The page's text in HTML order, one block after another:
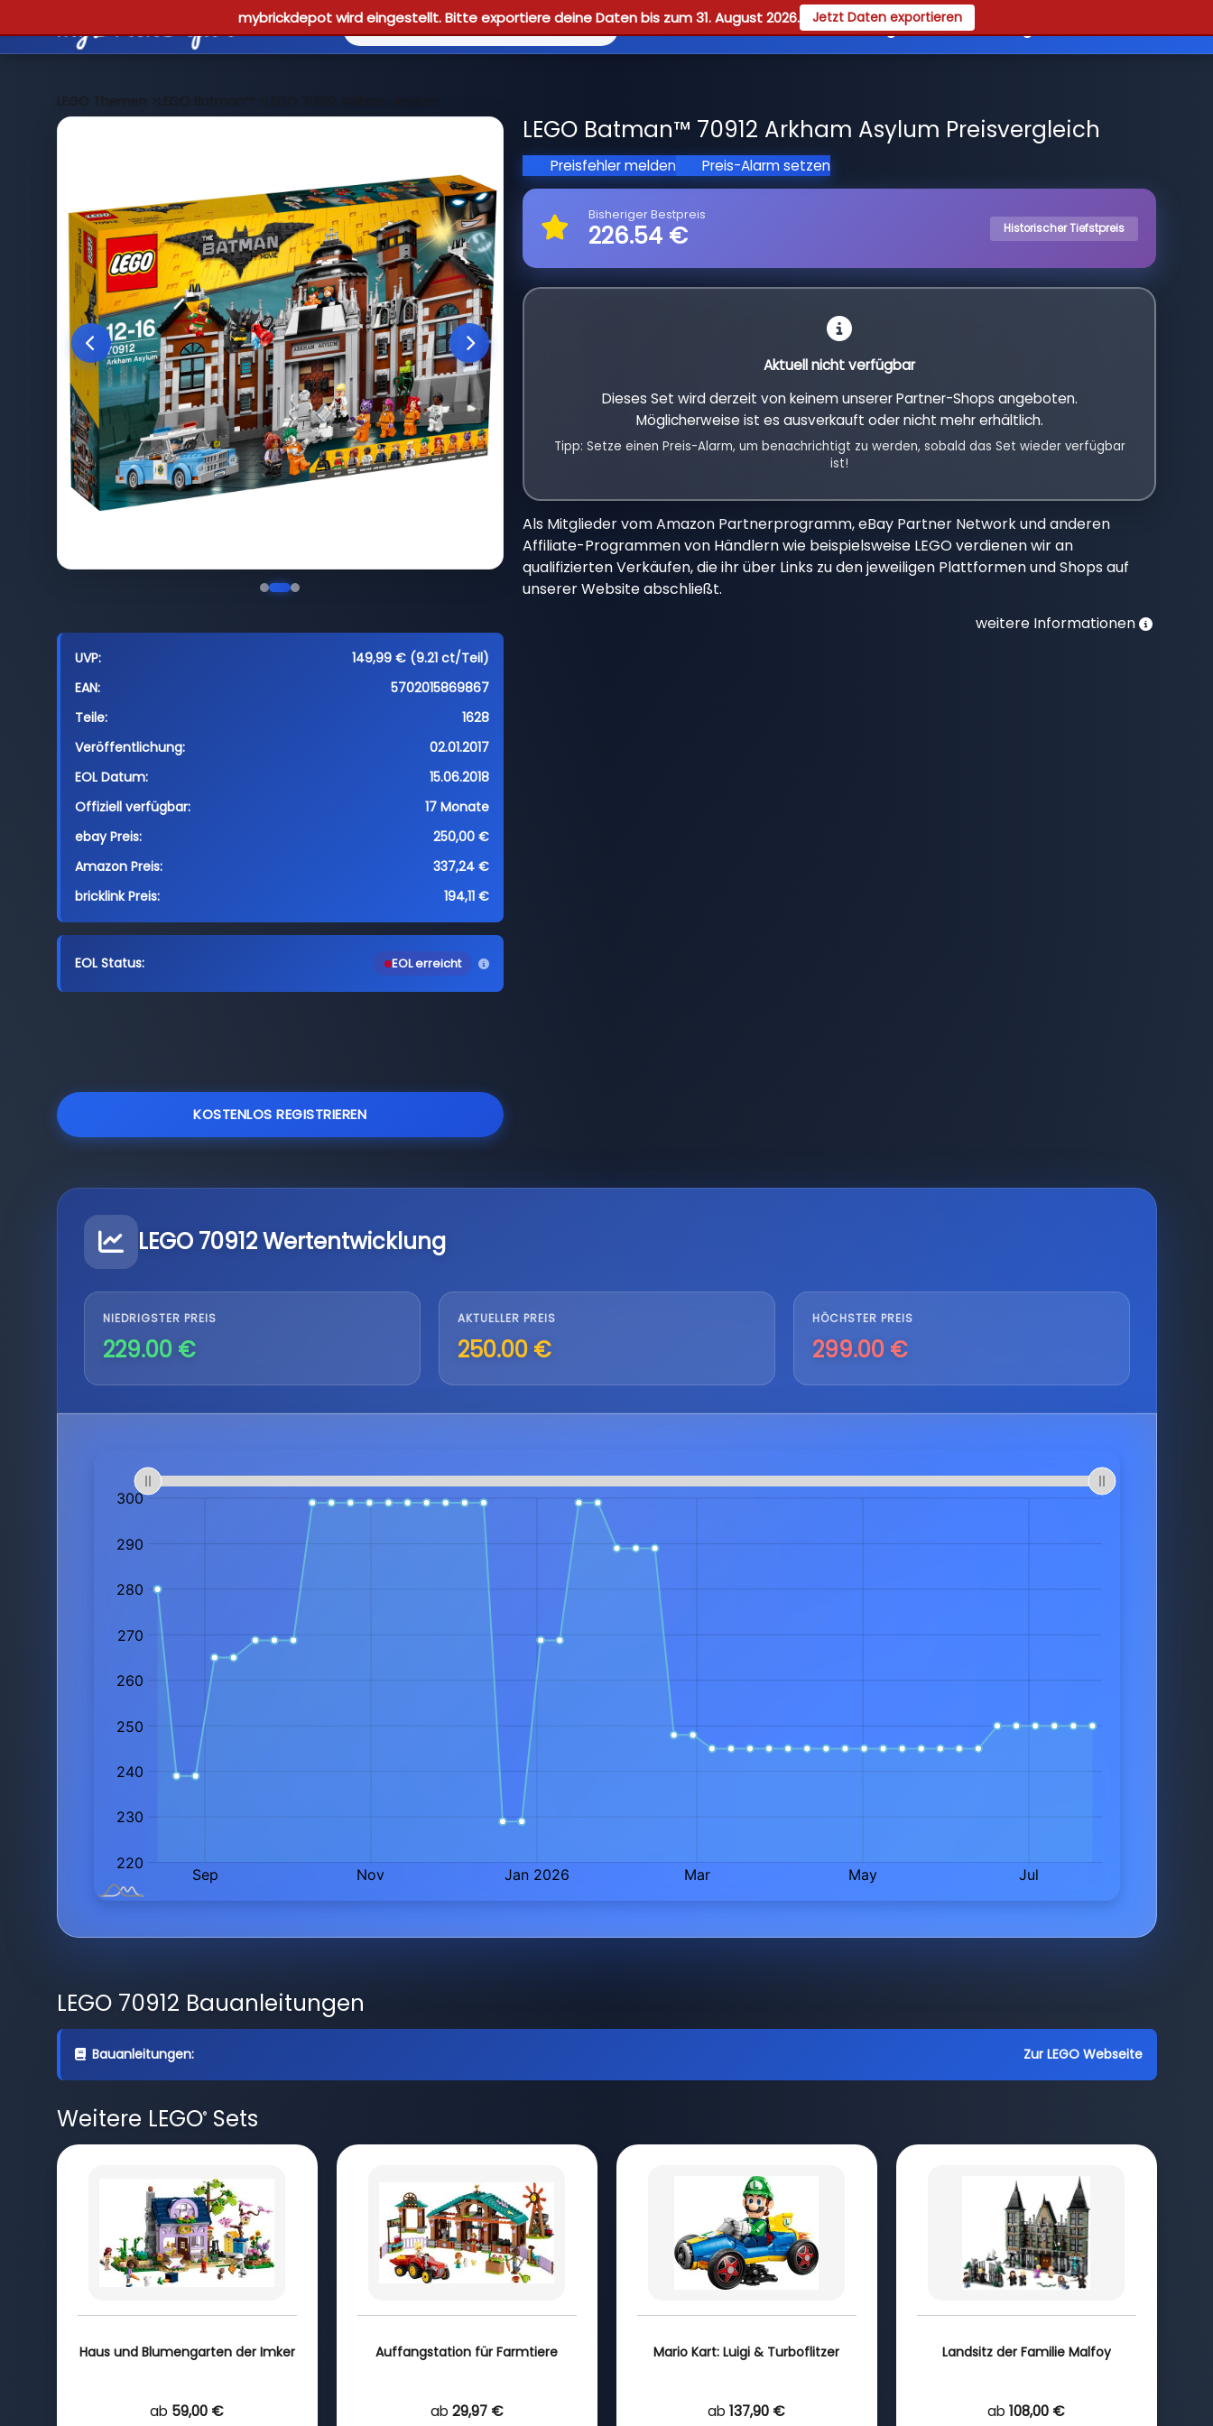
mybrickdepot wird eingestellt. Bitte exportiere deine Daten bis zum 31. August 2026. Jetzt Daten exportieren
Reviews Guides Registrieren
LEGO Themen >LEGO Batman™>LEGO 70912 Arkham Asylum
UVP:
149,99 € (9.21 ct/Teil)
EAN:
5702015869867
Teile:
1628
Veröffentlichung:
02.01.2017
EOL Datum:
15.06.2018
Offiziell verfügbar:
17 Monate
ebay Preis:
250,00 €
Amazon Preis:
337,24 €
bricklink Preis:
194,11 €
EOL Status: EOL erreicht
KOSTENLOS REGISTRIEREN
LEGO Batman™ 70912 Arkham Asylum Preisvergleich
Preisfehler melden Preis-Alarm setzen
Bisheriger Bestpreis
226.54 € Historischer Tiefstpreis
Aktuell nicht verfügbar
Dieses Set wird derzeit von keinem unserer Partner-Shops angeboten.
Möglicherweise ist es ausverkauft oder nicht mehr erhältlich.
Tipp: Setze einen Preis-Alarm, um benachrichtigt zu werden, sobald das Set wieder verfügbar
ist!
Als Mitglieder vom Amazon Partnerprogramm, eBay Partner Network und anderen
Affiliate-Programmen von Händlern wie beispielsweise LEGO verdienen wir an
qualifizierten Verkäufen, die ihr über Links zu den jeweiligen Plattformen und Shops auf
unserer Website abschließt.
weitere Informationen
LEGO 70912 Wertentwicklung
NIEDRIGSTER PREIS
229.00 €
AKTUELLER PREIS
250.00 €
HÖCHSTER PREIS
299.00 €
LEGO 70912 Bauanleitungen
Bauanleitungen: Zur LEGO Webseite
Weitere LEGO®Sets
Haus und Blumengarten der Imker
ab 59,00 €
Auffangstation für Farmtiere
ab 29,97 €
Mario Kart: Luigi & Turboflitzer
ab 137,90 €
Landsitz der Familie Malfoy
ab 108,00 €